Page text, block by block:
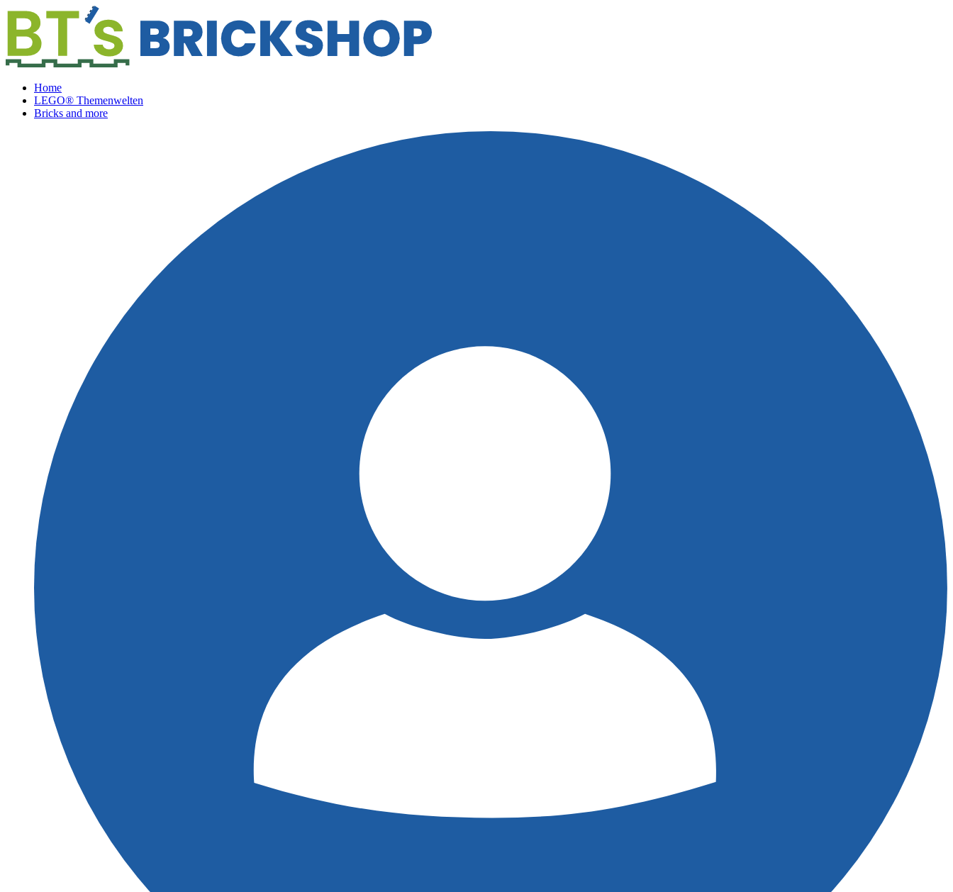
Home
LEGO® Themenwelten
Bricks and more